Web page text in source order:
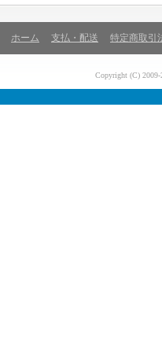
ホーム 支払・配送 特定商取引
Copyright (C)